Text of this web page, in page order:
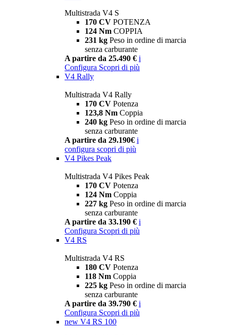
Multistrada V4 S
170 CV POTENZA
124 Nm COPPIA
231 kg Peso in ordine di marcia
senza carburante
A partire da 25.490 € i
Configura Scopri di più
V4 Rally
Multistrada V4 Rally
170 CV Potenza
123,8 Nm Coppia
240 kg Peso in ordine di marcia
senza carburante
A partire da 29.190€ i
configura scopri di più
V4 Pikes Peak
Multistrada V4 Pikes Peak
170 CV Potenza
124 Nm Coppia
227 kg Peso in ordine di marcia
senza carburante
A partire da 33.190 € i
Configura Scopri di più
V4 RS
Multistrada V4 RS
180 CV Potenza
118 Nm Coppia
225 kg Peso in ordine di marcia
senza carburante
A partire da 39.790 € i
Configura Scopri di più
new V4 RS 100